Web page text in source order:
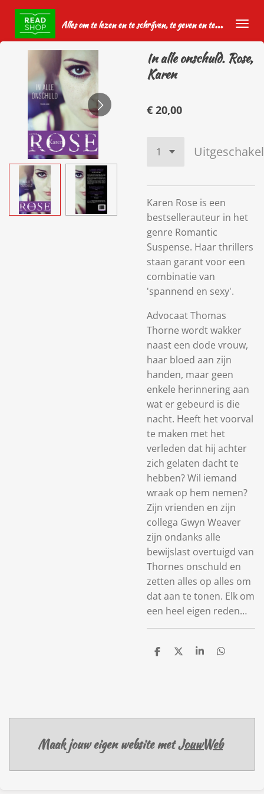
direct
naar
hoofdinhoud
A
lles om te lezen en te schrijven, te geven en te krijgen.
In alle onschuld. Rose,
Karen
€ 20,00
Karen Rose is een
bestsellerauteur in het
genre Romantic
Suspense. Haar thrillers
staan garant voor een
combinatie van
'spannend en sexy'.
Advocaat Thomas
Thorne wordt wakker
naast een dode vrouw,
haar bloed aan zijn
handen, maar geen
enkele herinnering aan
wat er gebeurd is die
nacht. Heeft het voorval
te maken met het
verleden dat hij achter
zich gelaten dacht te
hebben? Wil iemand
wraak op hem nemen?
Zijn vrienden en zijn
collega Gwyn Weaver
zijn ondanks alle
bewijslast overtuigd van
Thornes onschuld en
zetten alles op alles om
dat aan te tonen. Elk om
een heel eigen reden…
D
D
S
D
Maak jouw eigen website met JouwWeb